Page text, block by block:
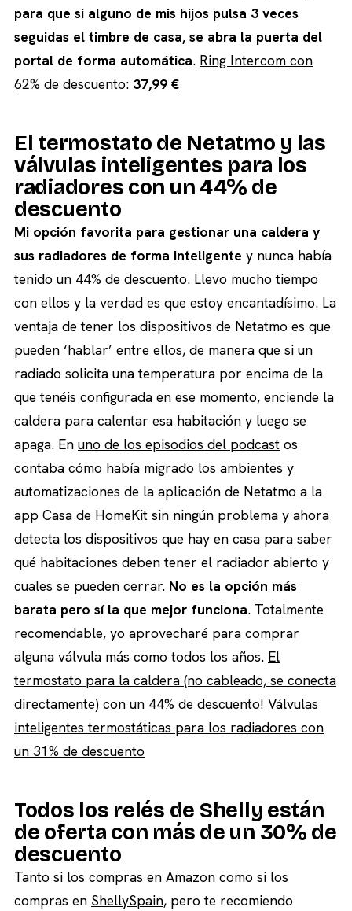
para que si alguno de mis hijos pulsa 3 veces
seguidas el timbre de casa, se abra la puerta del
portal de forma automática. Ring Intercom con
62% de descuento: 37,99 €
El termostato de Netatmo y las
válvulas inteligentes para los
radiadores con un 44% de
descuento
Mi opción favorita para gestionar una caldera y
sus radiadores de forma inteligente y nunca había
tenido un 44% de descuento. Llevo mucho tiempo
con ellos y la verdad es que estoy encantadísimo. La
ventaja de tener los dispositivos de Netatmo es que
pueden ‘hablar’ entre ellos, de manera que si un
radiado solicita una temperatura por encima de la
que tenéis configurada en ese momento, enciende la
caldera para calentar esa habitación y luego se
apaga. En uno de los episodios del podcast os
contaba cómo había migrado los ambientes y
automatizaciones de la aplicación de Netatmo a la
app Casa de HomeKit sin ningún problema y ahora
detecta los dispositivos que hay en casa para saber
qué habitaciones deben tener el radiador abierto y
cuales se pueden cerrar. No es la opción más
barata pero sí la que mejor funciona. Totalmente
recomendable, yo aprovecharé para comprar
alguna válvula más como todos los años. El
termostato para la caldera (no cableado, se conecta
directamente) con un 44% de descuento! Válvulas
inteligentes termostáticas para los radiadores con
un 31% de descuento
Todos los relés de Shelly están
de oferta con más de un 30% de
descuento
Tanto si los compras en Amazon como si los
compras en ShellySpain, pero te recomiendo